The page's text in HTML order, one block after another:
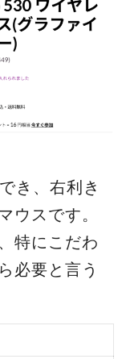
き、右利き
ウスです。
特にこだわ
必要と言う